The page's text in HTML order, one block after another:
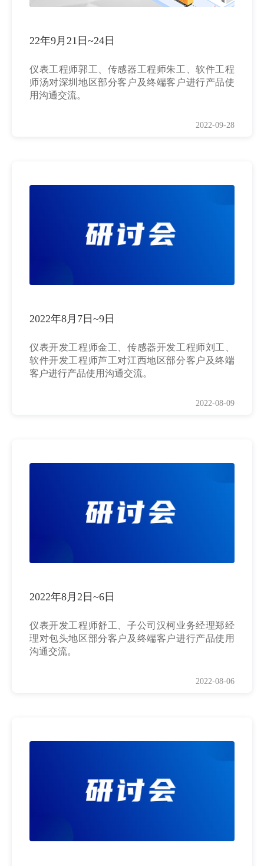
22年9月21日~24日
仪表工程师郭工、传感器工程师朱工、软件工程
师汤对深圳地区部分客户及终端客户进行产品使
用沟通交流。
2022-09-28
2022年8月7日~9日
仪表开发工程师金工、传感器开发工程师刘工、
软件开发工程师芦工对江西地区部分客户及终端
客户进行产品使用沟通交流。
2022-08-09
2022年8月2日~6日
仪表开发工程师舒工、子公司汉柯业务经理郑经
理对包头地区部分客户及终端客户进行产品使用
沟通交流。
2022-08-06